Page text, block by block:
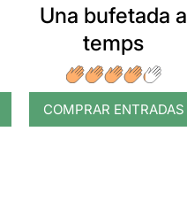
Una bufetada a
temps
COMPRAR ENTRADAS